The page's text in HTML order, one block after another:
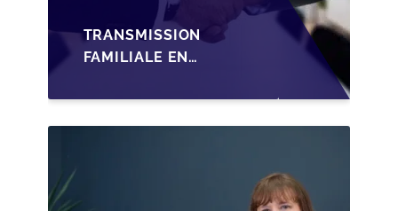
TRANSMISSION
FAMILIALE EN
STRUCTURER LA
CESSION DES PARTS